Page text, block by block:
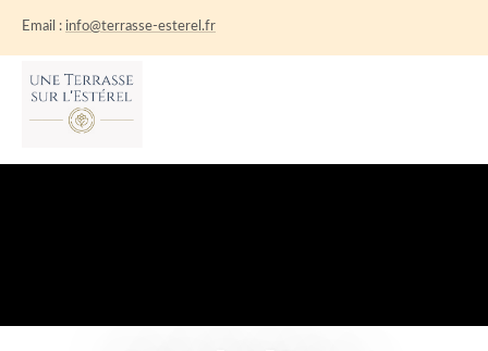
Email : info@terrasse-esterel.fr
ACCUEIL